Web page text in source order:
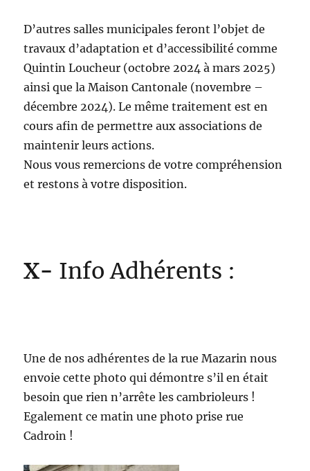
D’autres salles municipales feront l’objet de
travaux d’adaptation et d’accessibilité comme
Quintin Loucheur (octobre 2024 à mars 2025)
ainsi que la Maison Cantonale (novembre –
décembre 2024). Le même traitement est en
cours afin de permettre aux associations de
maintenir leurs actions.
Nous vous remercions de votre compréhension
et restons à votre disposition.
X- Info Adhérents :
Une de nos adhérentes de la rue Mazarin nous
envoie cette photo qui démontre s’il en était
besoin que rien n’arrête les cambrioleurs !
Egalement ce matin une photo prise rue
Cadroin !